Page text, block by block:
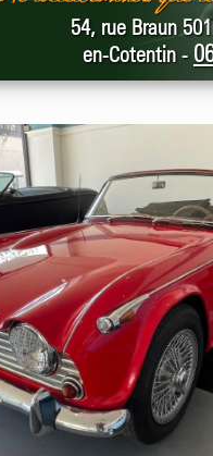
54, rue Braun
en-Cotentin -